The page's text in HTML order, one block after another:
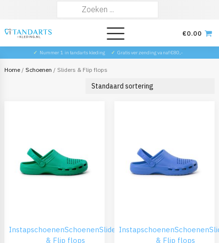
€0.00
✓ Nummer 1 in tandarts kleding ✓ Gratis verzending vanaf €80,-
Home/ Schoenen / Sliders & Flip flops
InstapschoenenSchoenenSliders
& Flip flops
InstapschoenenSchoenen
& Flip flops